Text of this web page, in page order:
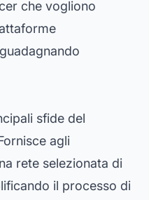
che vogliono
sfide del
agli
rete selezionata di
il processo di